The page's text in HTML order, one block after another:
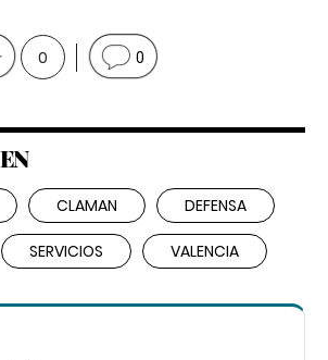
0 0
CLAMAN DEFENSA
SERVICIOS VALENCIA